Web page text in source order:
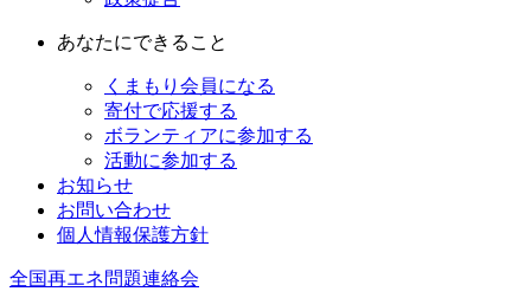
あなたにできること
くまもり会員になる
寄付で応援する
ボランティアに参加する
活動に参加する
お知らせ
お問い合わせ
個人情報保護方針
全国再エネ問題連絡会